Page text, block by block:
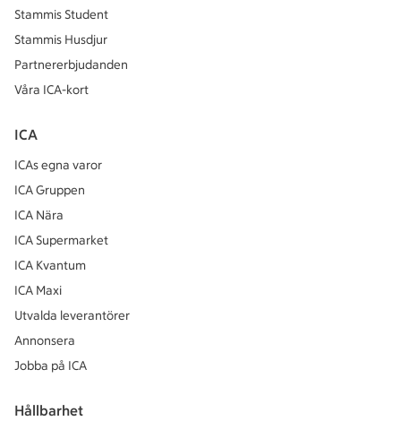
Stammis Student
Stammis Husdjur
Partnererbjudanden
Våra ICA-kort
ICA
ICAs egna varor
ICA Gruppen
ICA Nära
ICA Supermarket
ICA Kvantum
ICA Maxi
Utvalda leverantörer
Annonsera
Jobba på ICA
Hållbarhet